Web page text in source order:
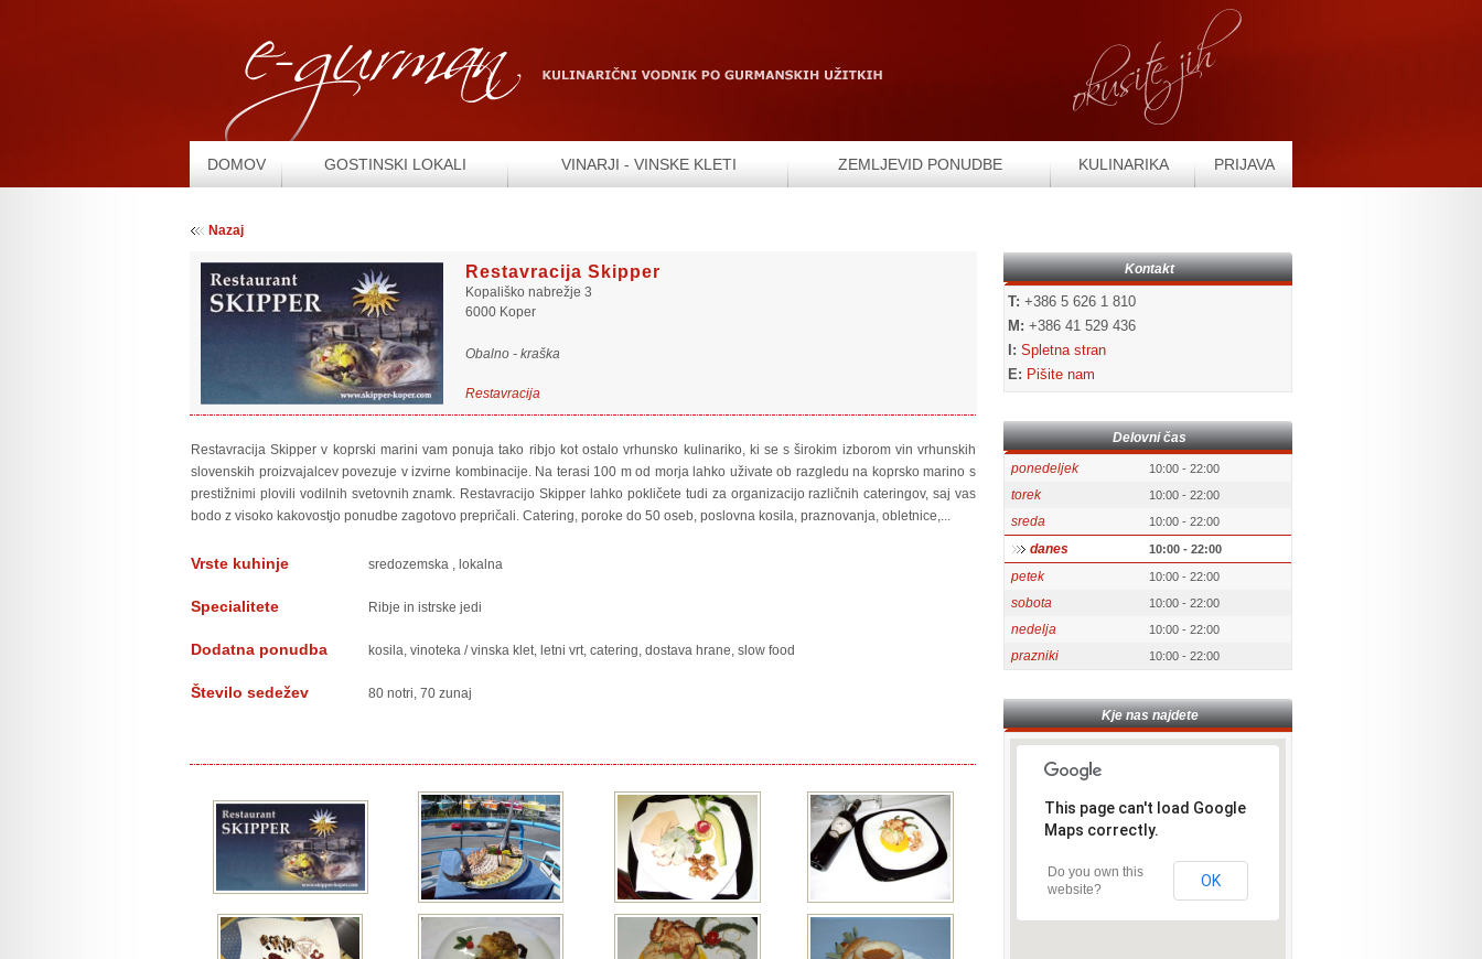
DOMOV GOSTINSKI LOKALI VINARJI - VINSKE KLETI ZEMLJEVID PONUDBE KULINARIKA PRIJAVA
Nazaj
Restavracija Skipper
Kopališko nabrežje 3
6000 Koper
Obalno - kraška
Restavracija
Restavracija Skipper v koprski marini vam ponuja tako ribjo kot ostalo vrhunsko kulinariko, ki se s širokim izborom vin vrhunskih
slovenskih proizvajalcev povezuje v izvirne kombinacije. Na terasi 100 m od morja lahko uživate ob razgledu na koprsko marino s
prestižnimi plovili vodilnih svetovnih znamk. Restavracijo Skipper lahko pokličete tudi za organizacijo različnih cateringov, saj vas
bodo z visoko kakovostjo ponudbe zagotovo prepričali. Catering, poroke do 50 oseb, poslovna kosila, praznovanja, obletnice,...
Vrste kuhinje sredozemska , lokalna
Specialitete Ribje in istrske jedi
Dodatna ponudba kosila, vinoteka / vinska klet, letni vrt, catering, dostava hrane, slow food
Število sedežev 80 notri, 70 zunaj
Kontakt
T: +386 5 626 1 810
M: +386 41 529 436
I: Spletna stran
E: Pišite nam
Delovni čas
ponedeljek
10:00 - 22:00
torek 10:00 - 22:00
sreda 10:00 - 22:00
danes 10:00 - 22:00
petek 10:00 - 22:00
sobota 10:00 - 22:00
nedelja 10:00 - 22:00
prazniki 10:00 - 22:00
Kje nas najdete
This page can't load Google
Maps correctly.
Do you own this
website?
OK